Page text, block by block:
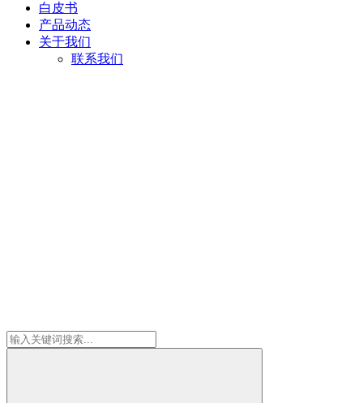
白皮书
产品动态
关于我们
联系我们